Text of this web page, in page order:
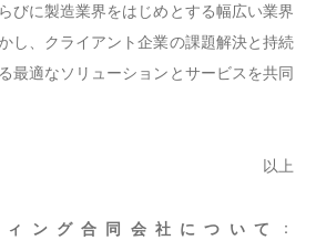
びに製造業界をはじめとする幅広い業界
し、クライアント企業の課題解決と持続
最適なソリューションとサービスを共同
以上
ィング合同会社について
：